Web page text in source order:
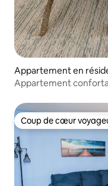
Appartement en
Appartement
Coup de cœur
Coup de cœur